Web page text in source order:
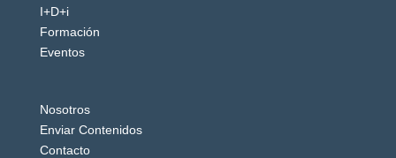
I+D+i
Formación
Eventos
Nosotros
Enviar Contenidos
Contacto